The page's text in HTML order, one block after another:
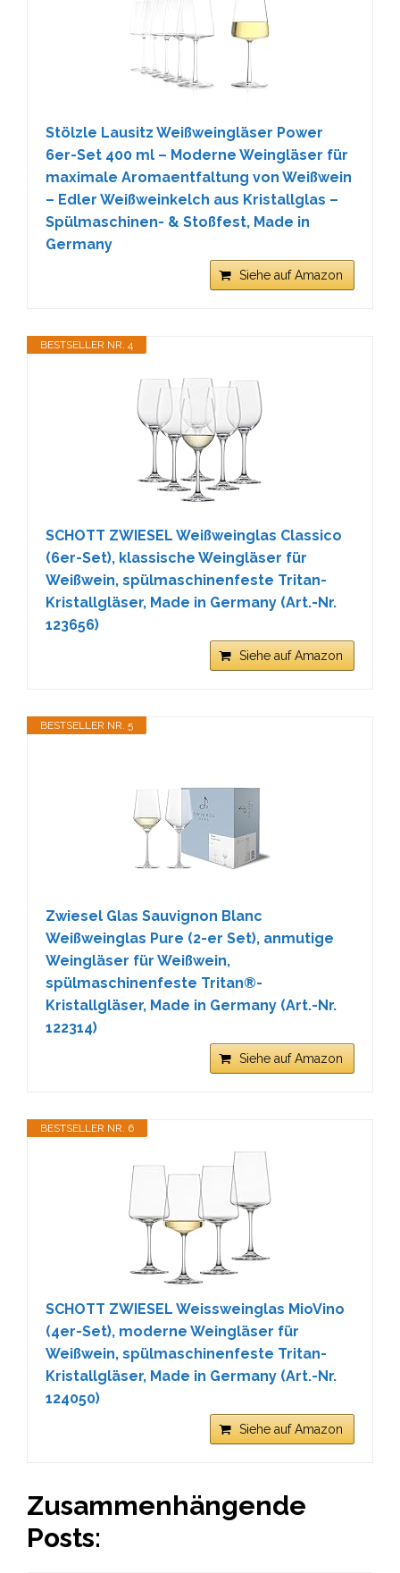
Stölzle Lausitz Weißweingläser Power
6er-Set 400 ml – Moderne Weingläser für
maximale Aromaentfaltung von Weißwein
– Edler Weißweinkelch aus Kristallglas –
Spülmaschinen- & Stoßfest, Made in
Germany
Siehe auf Amazon
BESTSELLER NR. 4
SCHOTT ZWIESEL Weißweinglas Classico
(6er-Set), klassische Weingläser für
Weißwein, spülmaschinenfeste Tritan-
Kristallgläser, Made in Germany (Art.-Nr.
123656)
Siehe auf Amazon
BESTSELLER NR. 5
Zwiesel Glas Sauvignon Blanc
Weißweinglas Pure (2-er Set), anmutige
Weingläser für Weißwein,
spülmaschinenfeste Tritan®-
Kristallgläser, Made in Germany (Art.-Nr.
122314)
Siehe auf Amazon
BESTSELLER NR. 6
SCHOTT ZWIESEL Weissweinglas MioVino
(4er-Set), moderne Weingläser für
Weißwein, spülmaschinenfeste Tritan-
Kristallgläser, Made in Germany (Art.-Nr.
124050)
Siehe auf Amazon
Zusammenhängende
Posts: